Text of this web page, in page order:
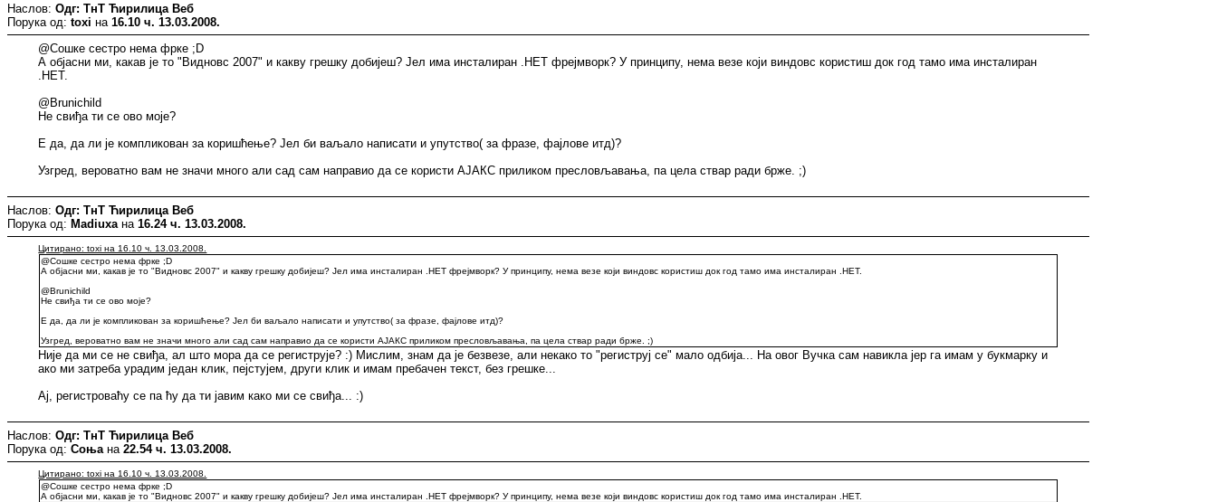
Наслов: Одг: ТнТ Ћирилица Веб
Порука од: toxi на 16.10 ч. 13.03.2008.
@Сошке сестро нема фрке ;D
А објасни ми, какав је то "Видновс 2007" и какву грешку добијеш? Јел има инсталиран .НЕТ фрејмворк? У принципу, нема везе који виндовс користиш док год тамо има инсталиран
.НЕТ.
@Brunichild
Не свиђа ти се ово моје?
Е да, да ли је компликован за коришћење? Јел би ваљало написати и упутство( за фразе, фајлове итд)?
Узгред, вероватно вам не значи много али сад сам направио да се користи АЈАКС приликом пресловљавања, па цела ствар ради брже. ;)
Наслов: Одг: ТнТ Ћирилица Веб
Порука од: Madiuxa на 16.24 ч. 13.03.2008.
Цитирано: toxi на 16.10 ч. 13.03.2008.
@Сошке сестро нема фрке ;D
А објасни ми, какав је то "Видновс 2007" и какву грешку добијеш? Јел има инсталиран .НЕТ фрејмворк? У принципу, нема везе који виндовс користиш док год тамо има инсталиран .НЕТ.
@Brunichild
Не свиђа ти се ово моје?
Е да, да ли је компликован за коришћење? Јел би ваљало написати и упутство( за фразе, фајлове итд)?
Узгред, вероватно вам не значи много али сад сам направио да се користи АЈАКС приликом пресловљавања, па цела ствар ради брже. ;)
Није да ми се не свиђа, ал што мора да се региструје? :) Мислим, знам да је безвезе, али некако то "региструј се" мало одбија... На овог Вучка сам навикла јер га имам у букмарку и
ако ми затреба урадим један клик, пејстујем, други клик и имам пребачен текст, без грешке...
Ај, регистроваћу се па ћу да ти јавим како ми се свиђа... :)
Наслов: Одг: ТнТ Ћирилица Веб
Порука од: Соња на 22.54 ч. 13.03.2008.
Цитирано: toxi на 16.10 ч. 13.03.2008.
@Сошке сестро нема фрке ;D
А објасни ми, какав је то "Видновс 2007" и какву грешку добијеш? Јел има инсталиран .НЕТ фрејмворк? У принципу, нема везе који виндовс користиш док год тамо има инсталиран .НЕТ.